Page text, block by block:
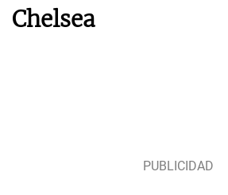
Chelsea